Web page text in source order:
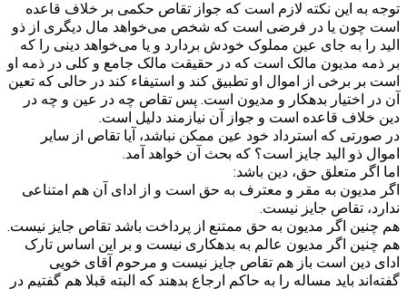
توجه به این نکته لازم است که جواز تقاص حکمی بر خلاف قاعده
است چون یا در فرضی است که شخص می‌خواهد مال دیگری از ذو
الید را به جای عین مملوک خودش بردارد و یا می‌خواهد دینی را که
بر ذمه مدیون مالک است که در حقیقت مالک جامع و کلی در ذمه او
است بر برخی از اموال او تطبیق کند و استیفاء کند در حالی که تعین
آن در اختیار بدهکار و مدیون است. پس تقاص چه در عین و چه در
دین خلاف قاعده است و جواز آن نیازمند دلیل است.
در صورتی که استرداد خود عین ممکن نباشد، آیا تقاص از سایر
اموال ذو الید جایز است؟ که بحث آن خواهد آمد.
اما اگر متعلق حق، دین باشد:
اگر مدیون به مقر و معترف به حق است و از ادای آن هم امتناعی
ندارد، تقاص جایز نیست.
هم چنین اگر مدیون به حق ممتنع از پرداخت باشد تقاص جایز نیست.
هم چنین اگر مدیون عالم به بدهکاری نیست و بر این اساس تارک
ادای دین است باز هم تقاص جایز نیست و مرحوم آقای خویی
گفته‌اند باید مساله را به حاکم ارجاع بدهند که البته قبلا هم گفتیم در